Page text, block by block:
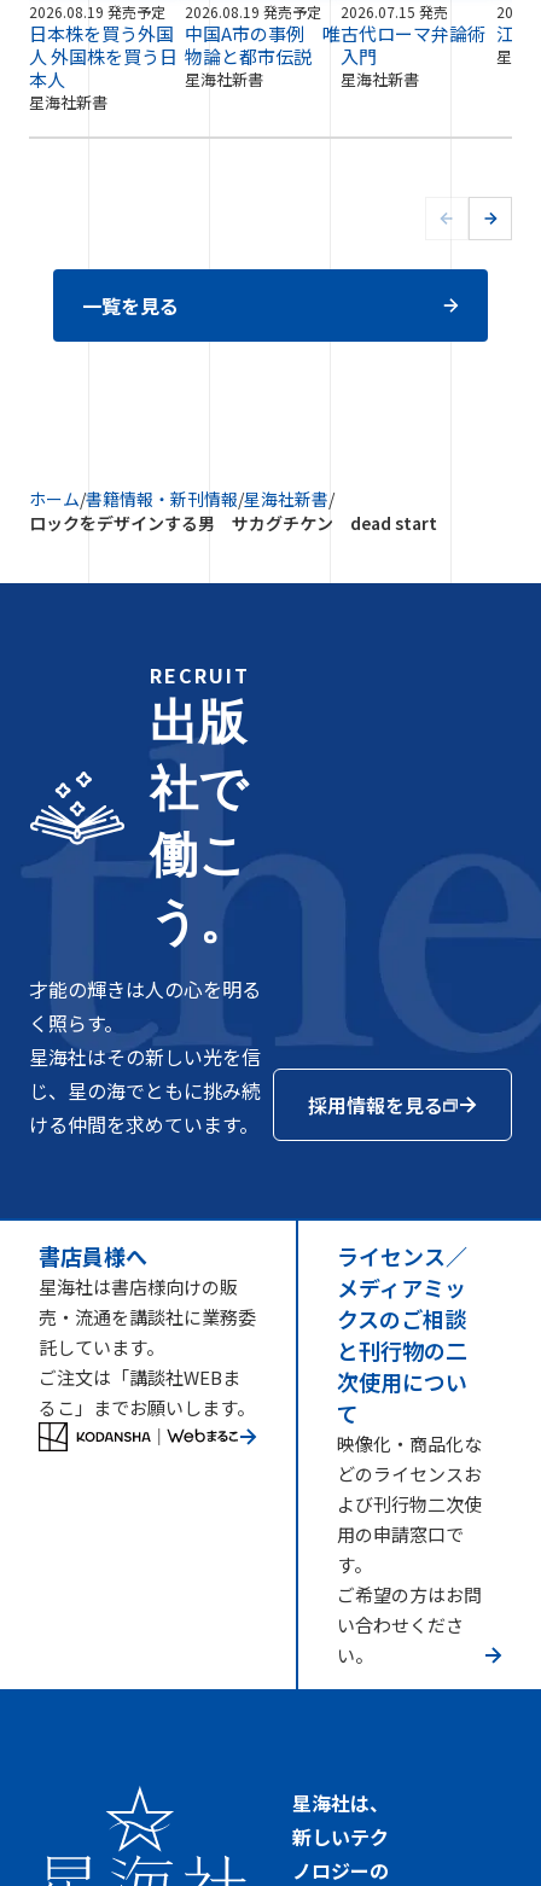
2026.08.19 発売予定
日本株を買う外国
人 外国株を買う日
本人
星海社新書
2026.08.19 発売予定
中国A市の事例 唯
物論と都市伝説
星海社新書
2026.07.15 発売
古代ローマ弁論術
入門
星海社新書
江戸
星海
一覧を見る
ホーム/書籍情報・新刊情報/星海社新書/
ロックをデザインする男 サカグチケン dead start
RECRUIT
出版
社で
働こ
う。
才能の輝きは人の心を明る
く照らす。
星海社はその新しい光を信
じ、星の海でともに挑み続
ける仲間を求めています。
採用情報を見る
書店員様へ
星海社は書店様向けの販
売・流通を講談社に業務委
託しています。
ご注文は「講談社WEBま
るこ」までお願いします。
ライセンス／
メディアミッ
クスのご相談
と刊行物の二
次使用につい
て
映像化・商品化な
どのライセンスお
よび刊行物二次使
用の申請窓口で
す。
ご希望の方はお問
い合わせくださ
い。
星海社は、
新しいテク
ノロジーの